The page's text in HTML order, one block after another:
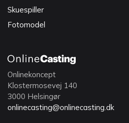
Skuespiller
Fotomodel
Onlinekoncept
Klostermosevej 140
3000 Helsingør
onlinecasting@onlinecasting.dk